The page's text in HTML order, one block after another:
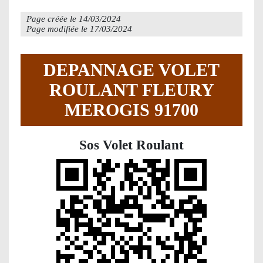
Page créée le 14/03/2024
Page modifiée le 17/03/2024
DEPANNAGE VOLET
ROULANT FLEURY
MEROGIS 91700
Sos Volet Roulant